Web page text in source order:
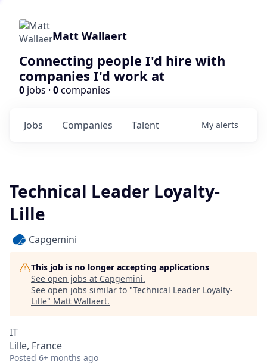
Matt Wallaert
Connecting people I'd hire with
companies I'd work at
0 jobs · 0companies
Jobs Companies Talent My alerts
Technical Leader Loyalty-
Lille
Capgemini
This job is no longer accepting applications
See open jobs at Capgemini.
See open jobs similar to "Technical Leader Loyalty-
Lille" Matt Wallaert.
IT
Lille, France
Posted 6+ months ago